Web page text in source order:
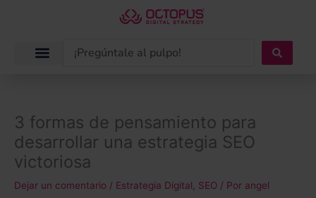
Search
3 formas de pensamiento para
desarrollar una estrategia SEO
victoriosa
Dejar un comentario / Estrategia Digital SEO / Por angel